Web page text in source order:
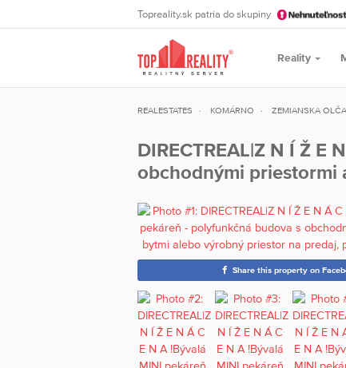
Topreality.sk patria do skupiny
Reality
REALESTATES KOMÁRNO ZEMIANSKA OLČA
DIRECTREAL|Z N Í Ž E
obchodnými priestormi
Share this property on